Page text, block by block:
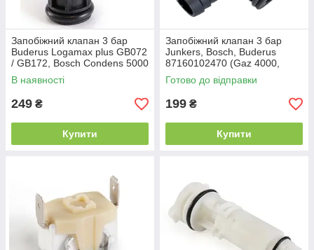
Запобіжний клапан 3 бар
Buderus Logamax plus GB072
/ GB172, Bosch Condens 5000
/ 5700i / 7000i 87186439890
В наявності
249 ₴
Купити
Запобіжний клапан 3 бар
Junkers, Bosch, Buderus
87160102470 (Gaz 4000,
Eurosmart, Logamax)
Готово до відправки
199 ₴
Купити